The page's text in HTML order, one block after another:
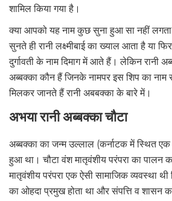
शामिल किया गया है।
क्या आपको यह नाम कुछ सुना हुआ सा नहीं लगता?
सुनते ही रानी लक्ष्मीबाई का ख्याल आता है या
दुर्गावती के नाम दिमाग में आते हैं। लेकिन रानी
अब्बक्का कौन हैं जिनके नामपर इस शिप का नाम
मिलकर जानते हैं रानी अबबक्का के बारे में।
अभया रानी अब्बक्का चौटा
अब्बक्का का जन्म उल्लाल (कर्नाटक में स्थित एक
हुआ था। चौटा वंश मातृवंशीय परंपरा का पालन
मातृवंशीय परंपरा एक ऐसी सामाजिक व्यवस्था थी
का ओहदा प्रमुख होता था और संपत्ति व शासन